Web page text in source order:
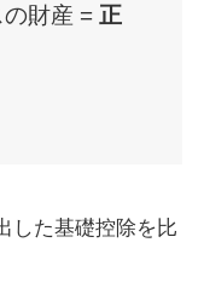
財産 = 正
した基礎控除を比